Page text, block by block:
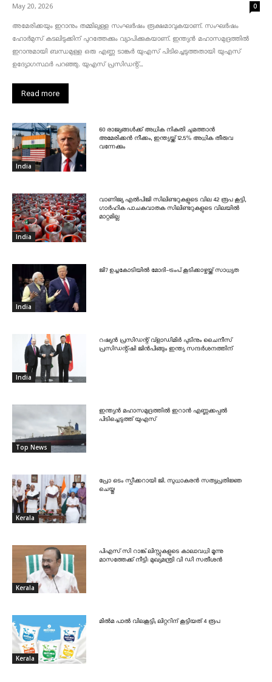
May 20, 2026 0
അമേരിക്കയും ഇറാനും തമ്മിലുള്ള സംഘർഷം രൂക്ഷമാവുകയാണ്. സംഘർഷം
ഹോർമുസ് കടലിടുക്കിന് പുറത്തേക്കും വ്യാപിക്കുകയാണ്. ഇന്ത്യൻ മഹാസമുദ്രത്തിൽ
ഇറാനുമായി ബന്ധമുള്ള ഒരു എണ്ണ ടാങ്കർ യുഎസ് പിടിച്ചെടുത്തതായി യുഎസ്
ഉദ്യോഗസ്ഥർ പറഞ്ഞു. യുഎസ് പ്രസിഡന്റ്...
Read more
India
60 രാജ്യങ്ങൾക്ക് അധിക നികുതി ചുമത്താൻ
അമേരിക്കൻ നീക്കം, ഇന്ത്യയ്ക്ക് 12.5% അധിക തീരുവ
വന്നേക്കും
India
വാണിജ്യ എൽപിജി സിലിണ്ടറുകളുടെ വില 42 രൂപ കൂട്ടി,
ഗാർഹിക പാചകവാതക സിലിണ്ടറുകളുടെ വിലയിൽ
മാറ്റമില്ല
India
ജി7 ഉച്ചകോടിയിൽ മോദി-ട്രംപ് കൂടിക്കാഴ്ചയ്ക്ക് സാധ്യത
India
റഷ്യൻ പ്രസിഡന്റ് വ്‌ളാഡിമിർ പുടിനും ചൈനീസ്
പ്രസിഡന്റ്ഷി ജിൻപിങ്ങും ഇന്ത്യ സന്ദർശനത്തിന്
Top News
ഇന്ത്യൻ മഹാസമുദ്രത്തിൽ ഇറാൻ എണ്ണക്കപ്പൽ
പിടിച്ചെടുത്ത് യുഎസ്
Kerala
പ്രോ ടെം സ്പീക്കറായി ജി. സുധാകരൻ സത്യപ്രതിജ്ഞ
ചെയ്തു
Kerala
പിഎസ് സി റാങ്ക് ലിസ്റ്റുകളുടെ കാലാവധി മൂന്നു
മാസത്തേക്ക് നീട്ടി: മുഖ്യമന്ത്രി വി ഡി സതീശൻ
Kerala
മിൽമ പാൽ വിലകൂട്ടി; ലിറ്ററിന് കൂട്ടിയത് 4 രൂപ